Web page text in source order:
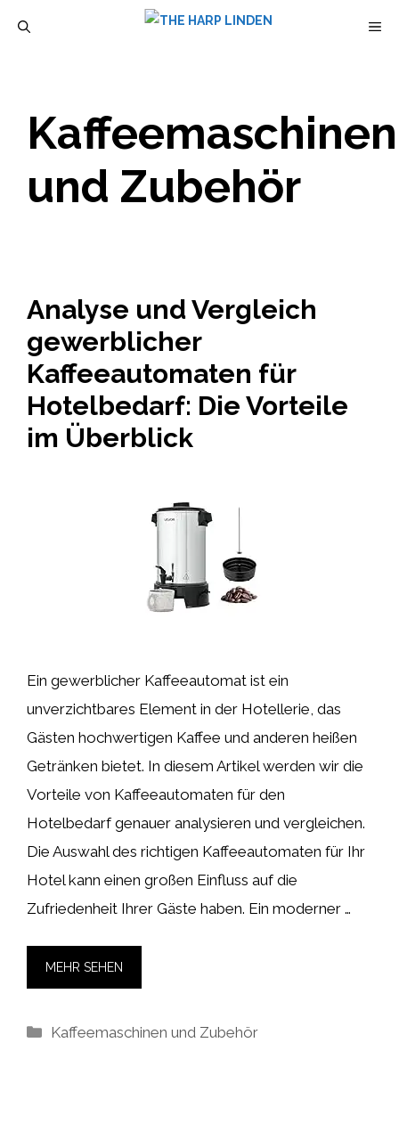
Kaffeemaschinen
und Zubehör
Analyse und Vergleich
gewerblicher
Kaffeeautomaten für
Hotelbedarf: Die Vorteile
im Überblick
Ein gewerblicher Kaffeeautomat ist ein
unverzichtbares Element in der Hotellerie, das
Gästen hochwertigen Kaffee und anderen heißen
Getränken bietet. In diesem Artikel werden wir die
Vorteile von Kaffeeautomaten für den
Hotelbedarf genauer analysieren und vergleichen.
Die Auswahl des richtigen Kaffeeautomaten für Ihr
Hotel kann einen großen Einfluss auf die
Zufriedenheit Ihrer Gäste haben. Ein moderner …
MEHR SEHEN
Kategorien
Kaffeemaschinen und Zubehör